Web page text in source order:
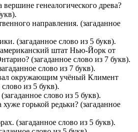
вершине генеалогического древа?
направления. (загаданное
(загаданное слово из 5 букв).
американский штат Нью-Йорк от
(загаданное слово из 7 букв).
слово из 7 букв).
окружающим учёный Климент
из 5 букв).
слово из 5 букв).
горькой редьки? (загаданное
(загаданное слово из 5 букв).